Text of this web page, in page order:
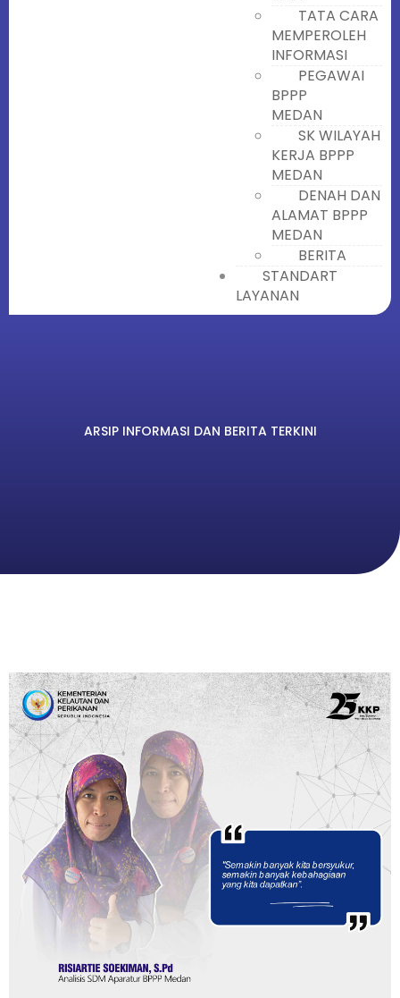
TATA CARA
MEMPEROLEH
INFORMASI
PEGAWAI
BPPP
MEDAN
SK WILAYAH
KERJA BPPP
MEDAN
DENAH DAN
ALAMAT BPPP
MEDAN
BERITA
STANDART
LAYANAN
ARSIP INFORMASI DAN BERITA TERKINI